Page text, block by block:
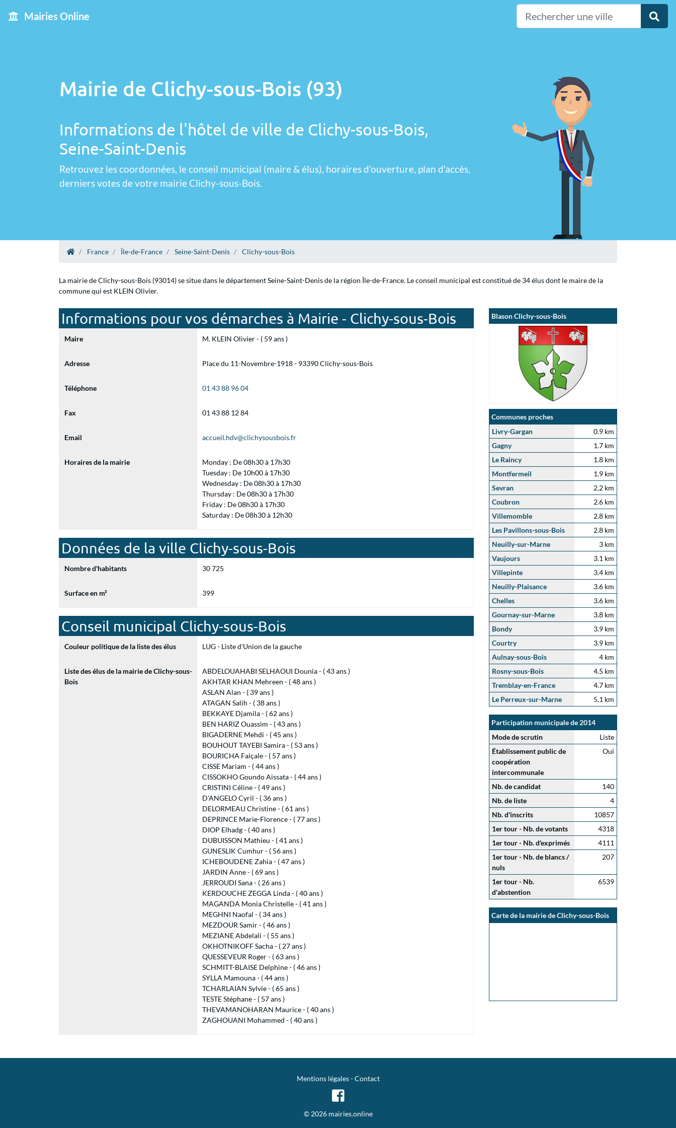
Mairies Online
Mairie de Clichy-sous-Bois (93)
Informations de l'hôtel de ville de Clichy-sous-Bois,
Seine-Saint-Denis
Retrouvez les coordonnées, le conseil municipal (maire & élus), horaires d'ouverture, plan d'accès,
derniers votes de votre mairie Clichy-sous-Bois.
France Île-de-France Seine-Saint-Denis Clichy-sous-Bois
La mairie de Clichy-sous-Bois (93014) se situe dans le département Seine-Saint-Denis de la région Île-de-France. Le conseil municipal est constitué de 34 élus dont le maire de la
commune qui est KLEIN Olivier.
Informations pour vos démarches à Mairie - Clichy-sous-Bois
Maire M. KLEIN Olivier - ( 59 ans )
Adresse Place du 11-Novembre-1918 - 93390 Clichy-sous-Bois
Téléphone 01 43 88 96 04
Fax 01 43 88 12 84
Email accueil.hdv@clichysousbois.fr
Horaires de la mairie
Monday : De 08h30 à 17h30
Tuesday : De 10h00 à 17h30
Wednesday : De 08h30 à 17h30
Thursday : De 08h30 à 17h30
Friday : De 08h30 à 17h30
Saturday : De 08h30 à 12h30
Données de la ville Clichy-sous-Bois
Nombre d'habitants 30 725
Surface en m² 399
Conseil municipal Clichy-sous-Bois
Couleur politique de la liste des élus LUG - Liste d'Union de la gauche
Liste des élus de la mairie de Clichy-sous-
Bois
ABDELOUAHABI SELHAOUI Dounia - ( 43 ans )
AKHTAR KHAN Mehreen - ( 48 ans )
ASLAN Alan - ( 39 ans )
ATAGAN Salih - ( 38 ans )
BEKKAYE Djamila - ( 62 ans )
BEN HARIZ Ouassim - ( 43 ans )
BIGADERNE Mehdi - ( 45 ans )
BOUHOUT TAYEBI Samira - ( 53 ans )
BOURICHA Faiçale - ( 57 ans )
CISSE Mariam - ( 44 ans )
CISSOKHO Goundo Aissata - ( 44 ans )
CRISTINI Céline - ( 49 ans )
D'ANGELO Cyril - ( 36 ans )
DELORMEAU Christine - ( 61 ans )
DEPRINCE Marie-Florence - ( 77 ans )
DIOP Elhadg - ( 40 ans )
DUBUISSON Mathieu - ( 41 ans )
GUNESLIK Cumhur - ( 56 ans )
ICHEBOUDENE Zahia - ( 47 ans )
JARDIN Anne - ( 69 ans )
JERROUDI Sana - ( 26 ans )
KERDOUCHE ZEGGA Linda - ( 40 ans )
MAGANDA Monia Christelle - ( 41 ans )
MEGHNI Naofal - ( 34 ans )
MEZDOUR Samir - ( 46 ans )
MEZIANE Abdelali - ( 55 ans )
OKHOTNIKOFF Sacha - ( 27 ans )
QUESSEVEUR Roger - ( 63 ans )
SCHMITT-BLAISE Delphine - ( 46 ans )
SYLLA Mamouna - ( 44 ans )
TCHARLAIAN Sylvie - ( 65 ans )
TESTE Stéphane - ( 57 ans )
THEVAMANOHARAN Maurice - ( 40 ans )
ZAGHOUANI Mohammed - ( 40 ans )
Blason Clichy-sous-Bois
Communes proches
Livry-Gargan
0.9 km
Gagny
1.7 km
Le Raincy
1.8 km
Montfermeil
1.9 km
Sevran
2.2 km
Coubron
2.6 km
Villemomble
2.8 km
Les Pavillons-sous-Bois
2.8 km
Neuilly-sur-Marne
3 km
Vaujours
3.1 km
Villepinte
3.4 km
Neuilly-Plaisance
3.6 km
Chelles
3.6 km
Gournay-sur-Marne
3.8 km
Bondy
3.9 km
Courtry
3.9 km
Aulnay-sous-Bois
4 km
Rosny-sous-Bois
4.5 km
Tremblay-en-France
4.7 km
Le Perreux-sur-Marne
5.1 km
Participation municipale de 2014
Mode de scrutin
Liste
Établissement public de
coopération
intercommunale
Oui
Nb. de candidat
140
Nb. de liste
4
Nb. d'inscrits
10857
1er tour - Nb. de votants
4318
1er tour - Nb. d'exprimés
4111
1er tour - Nb. de blancs /
nuls
207
1er tour - Nb.
d'abstention
6539
Carte de la mairie de Clichy-sous-Bois
Mentions légales-Contact
© 2026 mairies.online